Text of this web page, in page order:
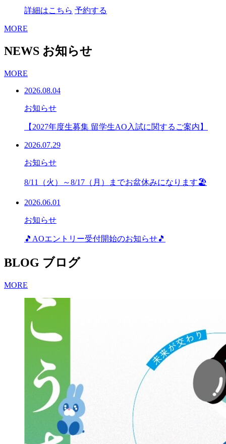
詳細はこちら 予約する
MORE
NEWS お知らせ
MORE
2026.08.04
お知らせ
【2027年度生募集 留学生AO入試に関するご案内】
2026.07.29
お知らせ
8/11（火）～8/17（月）までお盆休みになります🏖
2026.06.01
お知らせ
🎵AOエントリー受付開始のお知らせ🎵
BLOG ブログ
MORE